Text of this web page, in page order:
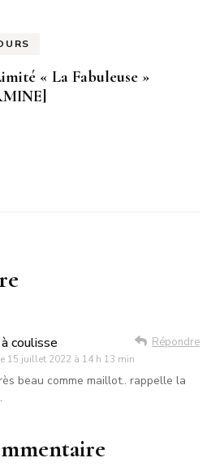
« La Fabuleuse »
coulisse
15 juillet 2022 à 14 h 13 min
Répondre
beau comme maillot.. rappelle la